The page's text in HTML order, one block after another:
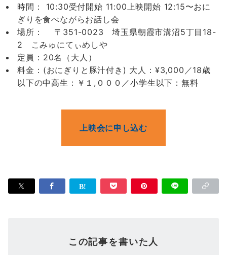
時間： 10:30受付開始 11:00上映開始 12:15〜おに
ぎりを食べながらお話し会
場所： 〒351-0023 埼玉県朝霞市溝沼5丁目18-
2 こみゅにてぃめしや
定員：20名（大人）
料金：(おにぎりと豚汁付き) 大人：¥3,000／18歳
以下の中高生：￥１,０００／小学生以下：無料
上映会に申し込む
この記事を書いた人